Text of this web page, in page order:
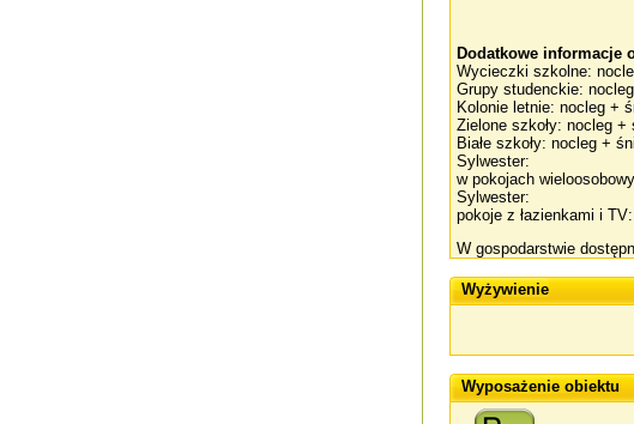
Dodatkowe informacje
Wycieczki szkolne:
Grupy studenckie:
Kolonie letnie: nocleg +
Zielone szkoły: nocleg +
Białe szkoły: nocleg +
Sylwester:
w pokojach
Sylwester:
pokoje z łazienkami i
W gospodarstwie
Wyżywienie
Wyposażenie obiektu